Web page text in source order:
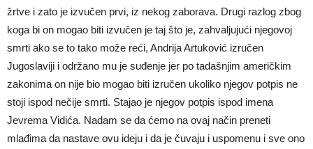
žrtve i zato je izvučen prvi, iz nekog zaborava. Drugi razlog zbog
koga bi on mogao biti izvučen je taj što je, zahvaljujući njegovoj
smrti ako se to tako može reći, Andrija Artuković izručen
Jugoslaviji i održano mu je suđenje jer po tadašnjim američkim
zakonima on nije bio mogao biti izručen ukoliko njegov potpis ne
stoji ispod nečije smrti. Stajao je njegov potpis ispod imena
Jevrema Vidića. Nadam se da ćemo na ovaj način preneti
mlađima da nastave ovu ideju i da je čuvaju i uspomenu i sve ono